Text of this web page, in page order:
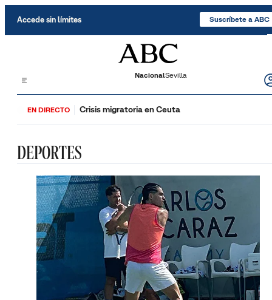
Accede sin límites Suscríbete a ABC
NacionalSevilla
EN DIRECTO Crisis migratoria en Ceuta
DEPORTES